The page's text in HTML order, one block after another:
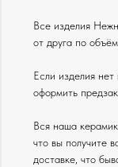
Все изделия
от друга по
Если изделия
оформить
Вся наша
что вы получите
доставке, что